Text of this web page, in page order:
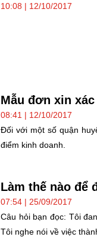
10:08 | 12/10/2017
Mẫu đơn xin
08:41 | 12/10/2017
Đối với một số quận
điểm kinh doanh.
Làm thế nào để
07:54 | 25/09/2017
Câu hỏi bạn đọc: Tôi
Tôi nghe nói về việc